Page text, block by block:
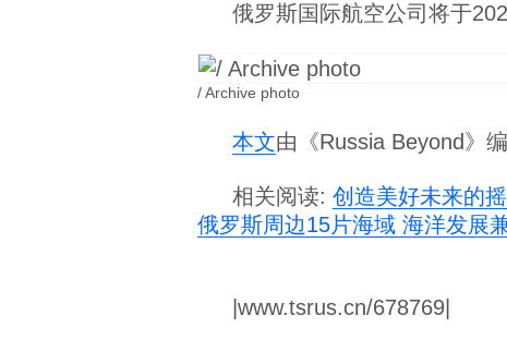
俄罗斯国际航空公司将于
/ Archive photo
本文由《Russia Beyond》
相关阅读: 创造美好未来的
俄罗斯周边15片海域 海洋发展
|www.tsrus.cn/678769|